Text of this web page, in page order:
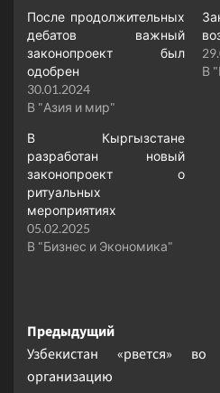
После продолжительных
дебатов важный
законопроект был
одобрен
30.01.2024
В "Азия и мир"
В
В Кыргызстане
разработан новый
законопроект о
ритуальных
мероприятиях
05.02.2025
В "Бизнес и Экономика"
Навигация
записи
Предыдущий
Узбекистан «рвется»
организацию